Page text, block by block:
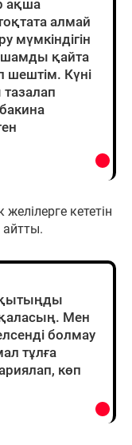
ақша
алмай
мүмкіндігін
қайта
шештім. Күні
кететін
Мен
болмау
тұлға
көп